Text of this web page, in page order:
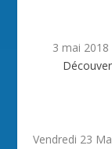
3 mai 2018
Vendredi 23